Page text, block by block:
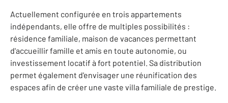
Actuellement configurée en trois appartements
indépendants, elle offre de multiples possibilités :
résidence familiale, maison de vacances permettant
d'accueillir famille et amis en toute autonomie, ou
investissement locatif à fort potentiel. Sa distribution
permet également d'envisager une réunification des
espaces afin de créer une vaste villa familiale de prestige.